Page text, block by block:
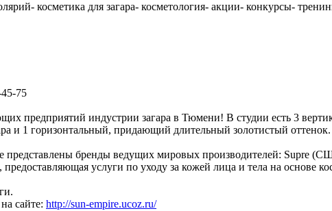
косметика для загара- косметология- акции- конкурсы-
75
предприятий индустрии загара в Тюмени! В студии есть 3
и 1 горизонтальный, придающий длительный золотистый
представлены бренды ведущих мировых производителей: Supre
услуги по уходу за кожей лица и тела на основе
сайте: http://sun-empire.ucoz.ru/